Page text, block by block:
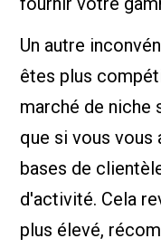
Un autre
êtes plus
marché de niche
que si vous
bases de
d'activité. Cela
plus élevé,